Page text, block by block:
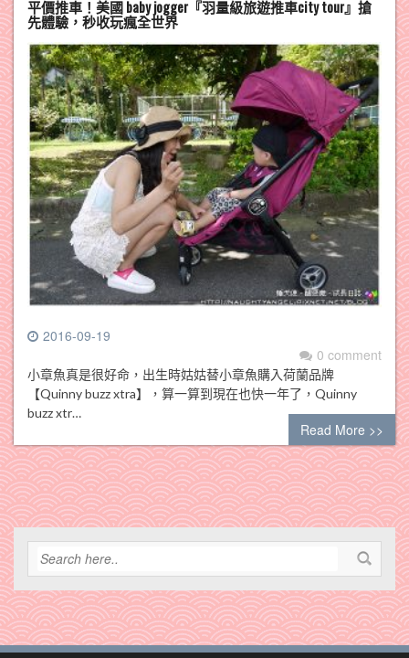
平價推車！美國 baby jogger『羽量級旅遊推車city tour』搶
先體驗，秒收玩瘋全世界
2016-09-19
0 comment
小章魚真是很好命，出生時姑姑替小章魚購入荷蘭品牌
【Quinny buzz xtra】，算一算到現在也快一年了，Quinny
buzz xtr…
Read More >>